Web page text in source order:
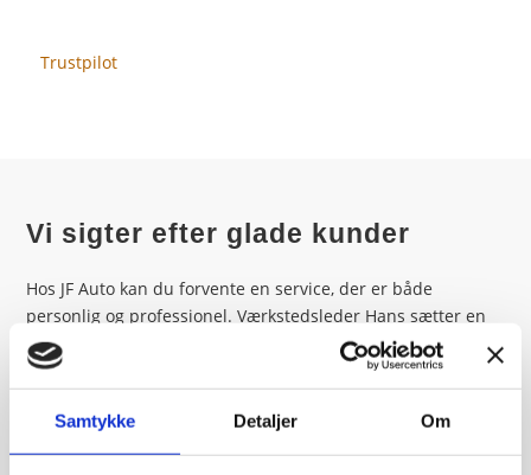
Samtykke Detaljer Om
Trustpilot
Vi sigter efter glade kunder
Hos JF Auto kan du forvente en service, der er både
personlig og professionel. Værkstedsleder Hans sætter en
ære i at skabe gode relationer med vores kunder og
forsøger altid at give en positiv oplevelse hver gang, du
ved din bil, og vi sikrer altid gennemsigtighed omkring
prisen. Der er ingen skjulte gebyrer – du får fuldt overblik